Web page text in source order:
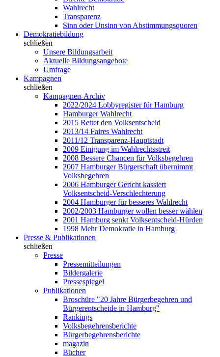
Wahlrecht
Transparenz
Sinn oder Unsinn von Abstimmungsquoren
Demokratiebildung
schließen
Unsere Bildungsarbeit
Aktuelle Bildungsangebote
Umfrage
Kampagnen
schließen
Kampagnen-Archiv
2022/2024 Lobbyregister für Hamburg
Hamburger Wahlrecht
2015 Rettet den Volksentscheid
2013/14 Faires Wahlrecht
2011/12 Transparenz-Hauptstadt
2009 Einigung im Wahlrechtsstreit
2008 Bessere Chancen für Volksbegehren
2007 Hamburger Bürgerschaft übernimmt
Volksbegehren
2006 Hamburger Gericht kassiert
Volksentscheid-Verschlechterung
2004 Hamburger für besseres Wahlrecht
2002/2003 Hamburger wollen besser wählen
2001 Hamburg senkt Volksentscheid-Hürden
1998 Mehr Demokratie in Hamburg
Presse & Publikationen
schließen
Presse
Pressemitteilungen
Bildergalerie
Pressespiegel
Publikationen
Broschüre "20 Jahre Bürgerbegehren und
Bürgerentscheide in Hamburg"
Rankings
Volksbegehrensberichte
Bürgerbegehrensberichte
magazin
Bücher